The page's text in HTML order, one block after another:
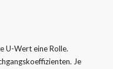
U-Wert eine Rolle.
Je